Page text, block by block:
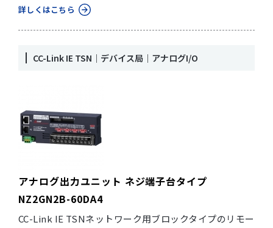
詳しくはこちら
CC-Link IE TSN｜デバイス局｜アナログI/O
アナログ出力ユニット ネジ端子台タイプ
NZ2GN2B-60DA4
CC-Link IE TSNネットワーク用ブロックタイプのリモー